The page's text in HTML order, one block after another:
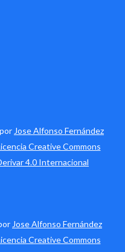
Jose Alfonso Fernández
Creative Commons
4.0 Internacional
Jose Alfonso Fernández
Creative Commons